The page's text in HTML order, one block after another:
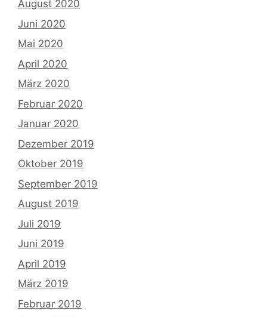
August 2020
Juni 2020
Mai 2020
April 2020
März 2020
Februar 2020
Januar 2020
Dezember 2019
Oktober 2019
September 2019
August 2019
Juli 2019
Juni 2019
April 2019
März 2019
Februar 2019